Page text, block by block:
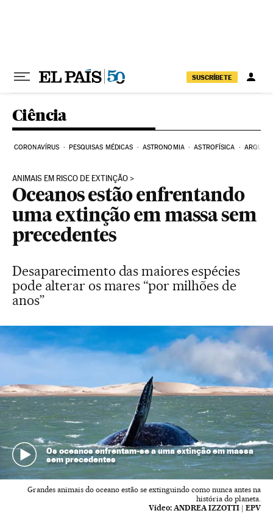
SUSCRÍBETE
Ciência
CORONAVÍRUS PESQUISAS MÉDICAS ASTRONOMIA ASTROFÍSICA
ANIMAIS EM RISCO DE EXTINÇÃO
Oceanos estão enfrentando
uma extinção em massa sem
precedentes
Desaparecimento das maiores espécies
pode alterar os mares “por milhões de
anos”
Os oceanos enfrentam-se a uma extinção em massa
sem precedentes
Grandes animais do oceano estão se extinguindo como nunca antes na
história do planeta.
Vídeo: ANDREA IZZOTTI | EPV